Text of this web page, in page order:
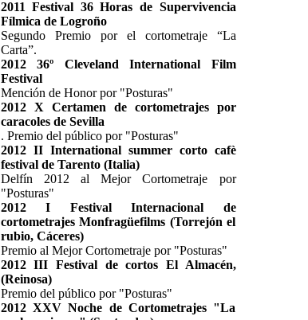
2011 Festival 36 Horas de Supervivencia
Fílmica de Logroño
Segundo Premio por el cortometraje “La
Carta”.
2012 36º Cleveland International Film
Festival
Mención de Honor por "Posturas"
2012 X Certamen de cortometrajes por
caracoles de Sevilla
. Premio del público por "Posturas"
2012 II International summer corto cafè
festival de Tarento (Italia)
Delfín 2012 al Mejor Cortometraje por
"Posturas"
2012 I Festival Internacional de
cortometrajes Monfragüefilms (Torrejón el
rubio, Cáceres)
Premio al Mejor Cortometraje por "Posturas"
2012 III Festival de cortos El Almacén,
(Reinosa)
Premio del público por "Posturas"
2012 XXV Noche de Cortometrajes "La